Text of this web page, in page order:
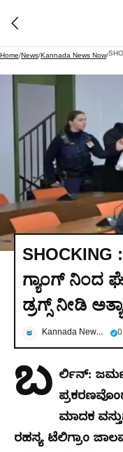
Home/News/Kannada News Now/
ಗ್ಯಾಂಗ್ ನಿಂದ
ಡ್ರಗ್ಸ್ ನೀಡಿ
Kannada News Now
ಬ ರ್ಲಿನ್:
ಮಾದಕ
ರಹಸ್ಯ ಟೆಲಿಗ್ರಾಂ